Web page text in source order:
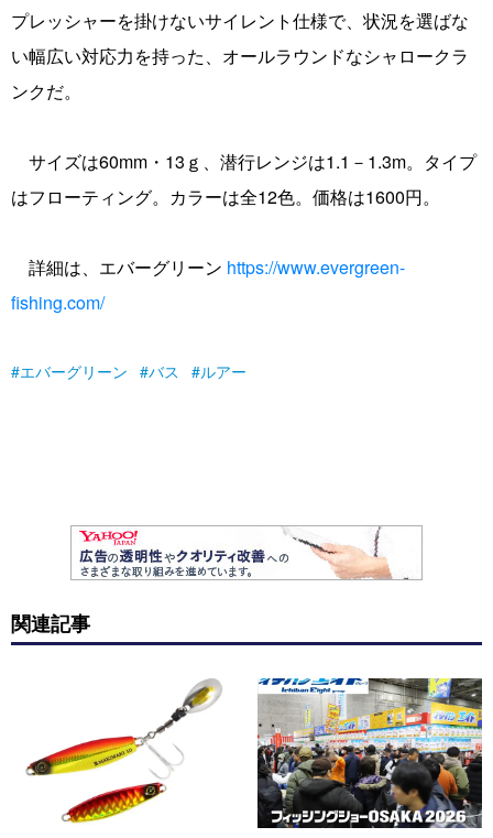
プレッシャーを掛けないサイレント仕様で、状況を選ばな
い幅広い対応力を持った、オールラウンドなシャロークラ
ンクだ。
サイズは60mm・13ｇ、潜行レンジは1.1－1.3m。タイプ
はフローティング。カラーは全12色。価格は1600円。
詳細は、エバーグリーン https://www.evergreen-
fishing.com/
エバーグリーン バス ルアー
関連記事